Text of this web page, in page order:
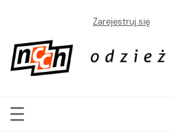
Zarejestruj się